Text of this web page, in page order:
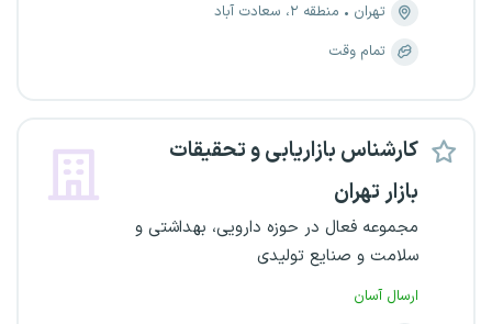
تهران
منطقه ۲، سعادت آباد
تمام وقت
کارشناس بازاریابی و تحقیقات
بازار تهران
مجموعه فعال در حوزه دارویی، بهداشتی و
سلامت و صنایع تولیدی
ارسال آسان